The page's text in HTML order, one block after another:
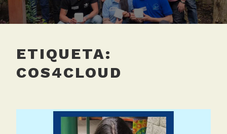
ETIQUETA:
COS4CLOUD